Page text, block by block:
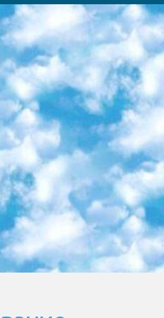
специализированные школы для умственно отсталых детей и технологии для учащихся выпускных классов школ-интернатов разработка соответствующих рекомендаций и критериев проведения ЕГЭ по естествознанию давать задания. 4. Педагогический при специализированных образовательных учреждениях. Научно-практический центр навыков и международной оценки (Д.Давидова), Республика образовательный центр (Худайкулов Ш.) итоговый государственный аттестационный экзамен ориентирован на творческое и логическое мышление при подготовке базы материалов учитывать введение заданий. 5. Следует отметить, что: сертификат государственного образца о знании общеобразовательного предмета и как минимум национальный уровень B1 по предметам на иностранных языках, указанным в Приложении 2. или международно признанный сертификат эквивалентного уровня студенты, изучающие определенный предмет, освобождаются от экзамена; по соответствующим предметам запланирована итоговая государственная аттестация за день до дня, путем жеребьевки Рабочей группой (в письменной форме по предметам, проводимым в форме) из числа сформированных вариантов выбрано 2 варианта; 2 выбранных варианта экзамена анонсированы на официальном сайте министерства и все выпускники по всей стране на основе этих вариантов проводит итоговую государственную аттестацию. 6. Государственное образование учащихся средних общеобразовательных учреждений. знания в соответствии с квалификационными требованиями, которые необходимо приобрести на основании стандартов итоговый (выпускной) контроль для 9 и 11 классов в целях тестирования Экзамены (далее – экзамены) состоят из предметов, перечисленных в приложении 1. будет сделано. 7. Экзамены пройдут с 26 мая по 15 июня 2024 г. (кроме науки физического воспитания). 8. Физическая для учащихся 9 классов общесредних образовательных учреждений. Экзамены по предмету «Образование, квалификация медицина» 1-6 мая 2024 года. сотрудники перевести под присмотр (с отклонениями в физическом или умственном развитии) специализированная школа для детей, школы-интернаты и со сколиозом школы-интернаты санаторного типа для больных детей исключены). 9. Он был слепым, слабовидящим и имел нарушения опорно-двигательного аппарата.